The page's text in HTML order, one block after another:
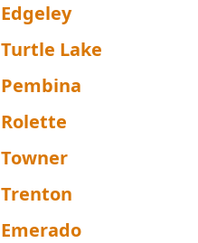
Edgeley
Turtle Lake
Pembina
Rolette
Towner
Trenton
Emerado